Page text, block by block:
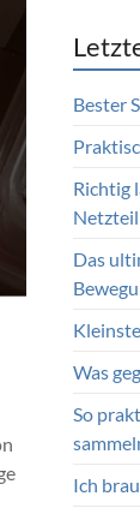
Bester
Richtig
Das
Was
So
Ich